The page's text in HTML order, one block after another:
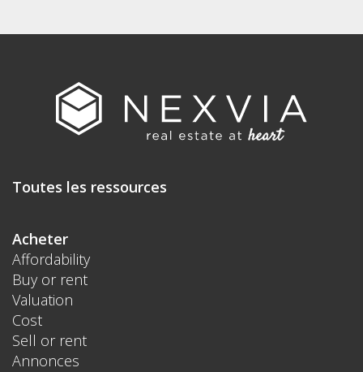
Toutes les ressources
Acheter
Affordability
Buy or rent
Valuation
Cost
Sell or rent
Annonces